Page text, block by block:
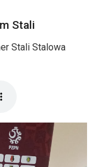
Stali
Stali Stalowa